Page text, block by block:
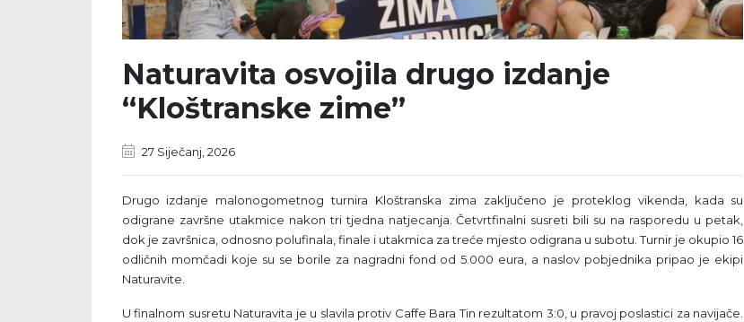
Naturavita osvojila drugo izdanje
“Kloštranske zime”
27 Siječanj, 2026
Drugo izdanje malonogometnog turnira Kloštranska zima zaključeno je proteklog vikenda, kada su
odigrane završne utakmice nakon tri tjedna natjecanja. Četvrtfinalni susreti bili su na rasporedu u petak,
dok je završnica, odnosno polufinala, finale i utakmica za treće mjesto odigrana u subotu. Turnir je okupio 16
odličnih momčadi koje su se borile za nagradni fond od 5.000 eura, a naslov pobjednika pripao je ekipi
Naturavite.
U finalnom susretu Naturavita je u slavila protiv Caffe Bara Tin rezultatom 3:0, u pravoj poslastici za navijače.